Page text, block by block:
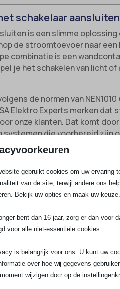
schakelaar
is een slimme
de stroomtoevoer naar
combinatie is een
je het schakelen van licht
de normen van
Elektro Experts merken dat
onze klanten. Dat komt
die voorbereid zijn
Hiermee kun je een lamp
Voor tuinverlichting of
Geschikt om twee
Handig op
Beschikbaar voor woningen,
gebruikt cookies om uw ervaring
van de site, terwijl andere ons
Bekijk uw opties en maak uw keuze.
bent dan 16 jaar, zorg er dan voor
voor alle niet-essentiële cookies.
is belangrijk voor ons. U kunt uw
over hoe wij gegevens
wijzigen door op de